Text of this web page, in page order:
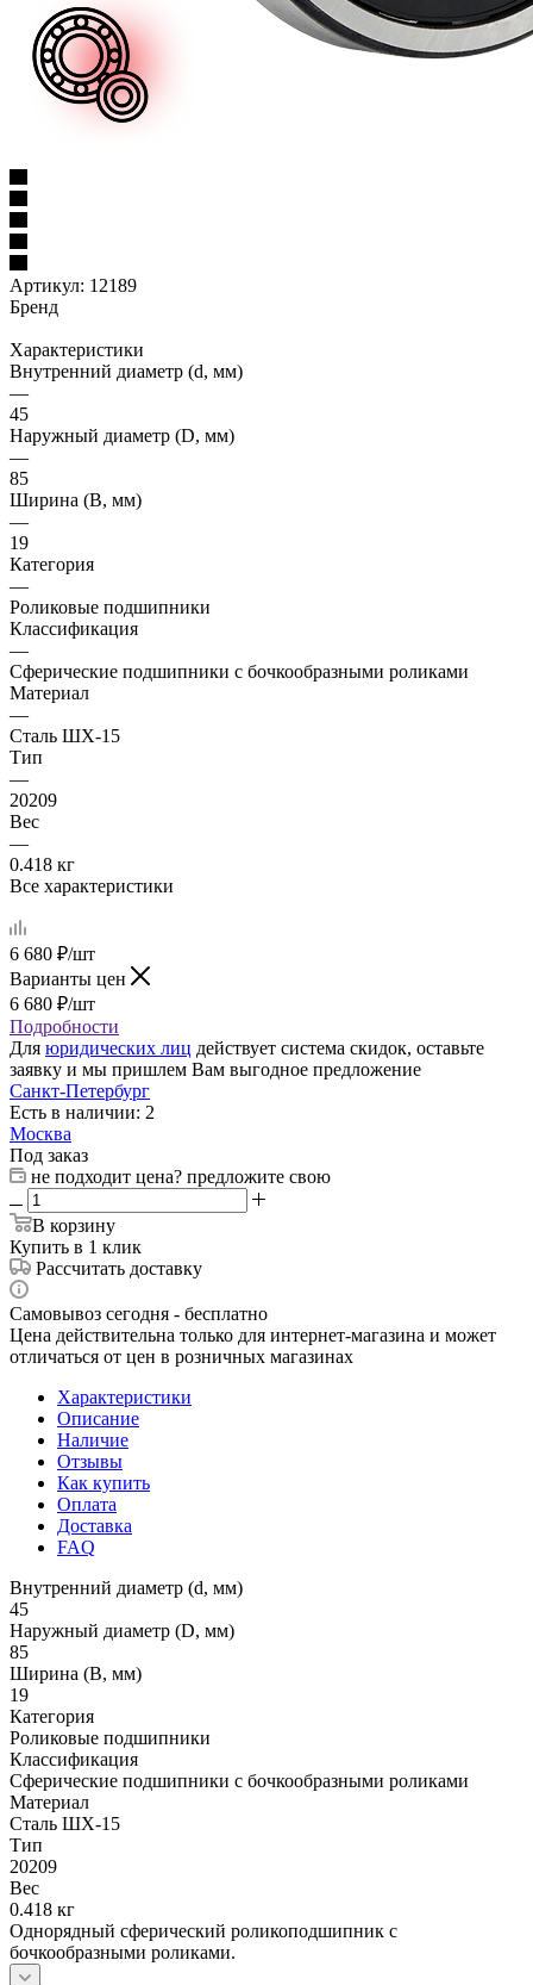
Артикул: 12189
Бренд
Характеристики
Внутренний диаметр (d, мм)
—
45
Наружный диаметр (D, мм)
—
85
Ширина (B, мм)
—
19
Категория
—
Роликовые подшипники
Классификация
—
Сферические подшипники с бочкообразными роликами
Материал
—
Сталь ШХ-15
Тип
—
20209
Вес
—
0.418 кг
Все характеристики
6 680 ₽/шт
Варианты цен
6 680 ₽/шт
Подробности
Для юридических лиц действует система скидок, оставьте
заявку и мы пришлем Вам выгодное предложение
Санкт-Петербург
Есть в наличии: 2
Москва
Под заказ
не подходит цена? предложите свою
В корзину
Купить в 1 клик
Рассчитать доставку
Самовывоз сегодня - бесплатно
Цена действительна только для интернет-магазина и может
отличаться от цен в розничных магазинах
Характеристики
Описание
Наличие
Отзывы
Как купить
Оплата
Доставка
FAQ
Внутренний диаметр (d, мм)
45
Наружный диаметр (D, мм)
85
Ширина (B, мм)
19
Категория
Роликовые подшипники
Классификация
Сферические подшипники с бочкообразными роликами
Материал
Сталь ШХ-15
Тип
20209
Вес
0.418 кг
Однорядный сферический роликоподшипник с
бочкообразными роликами.